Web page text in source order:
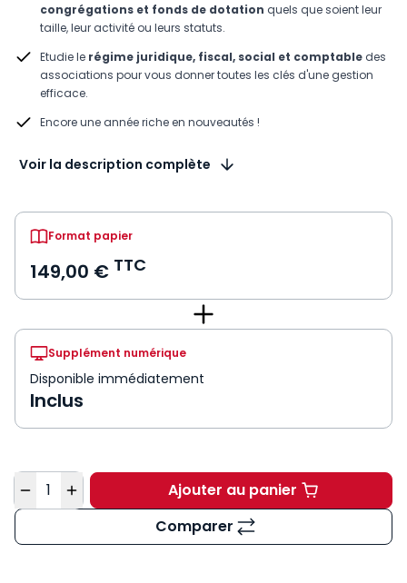
congrégations et fonds de dotation quels que soient leur
taille, leur activité ou leurs statuts.
Etudie le régime juridique, fiscal, social et comptable des
associations pour vous donner toutes les clés d'une gestion
efficace.
Encore une année riche en nouveautés !
Voir la description complète
Format papier
149,00 € TTC
Supplément numérique
Disponible immédiatement
Inclus
Quantité Ajouter au panier
Mémento
Comparer